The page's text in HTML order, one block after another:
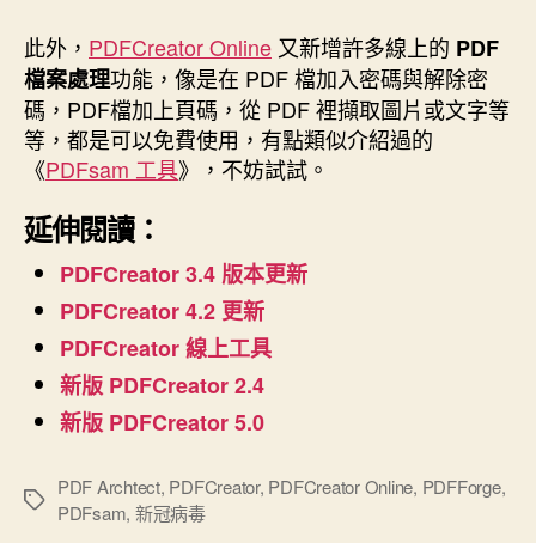
此外， PDFCreator Online 又新增許多線上的 PDF
檔案處理功能，像是在 PDF 檔加入密碼與解除密
碼，PDF檔加上頁碼，從 PDF 裡擷取圖片或文字等
等，都是可以免費使用，有點類似介紹過的
《PDFsam 工具》，不妨試試。
延伸閱讀：
PDFCreator 3.4 版本更新
PDFCreator 4.2 更新
PDFCreator 線上工具
新版 PDFCreator 2.4
新版 PDFCreator 5.0
標
PDF Archtect, PDFCreator, PDFCreator Online, PDFForge,
PDFsam, 新冠病毒